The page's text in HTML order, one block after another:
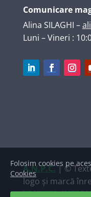
Comunicare
Alina SILAGHI –
Luni – Vineri :
A.N.P.C.| ©
logo și marcă
TRUSTED